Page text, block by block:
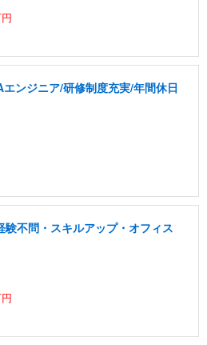
ンジニア/研修制度充実/年間休日
不問・スキルアップ・オフィス